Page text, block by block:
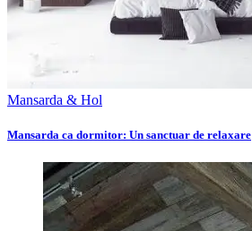
Mansarda & Hol
Mansarda ca dormitor: Un sanctuar de relaxare